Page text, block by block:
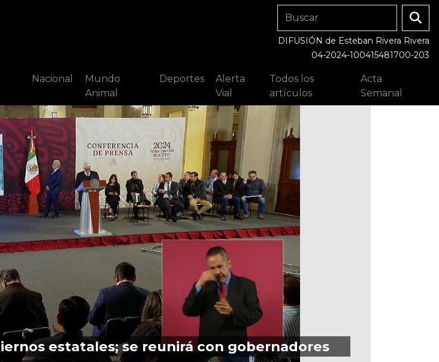
DIFUSIÓN de Esteban Rivera Rivera
04-2024-100415481700-203
Nacional
Mundo
Animal
Deportes
Alerta
Vial
Todos los
artículos
Acta
Semanal
estatales; se reunirá con gobernadores